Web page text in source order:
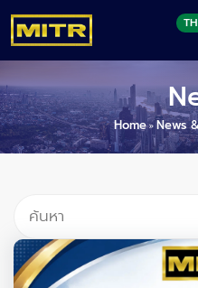
TH
Home»News